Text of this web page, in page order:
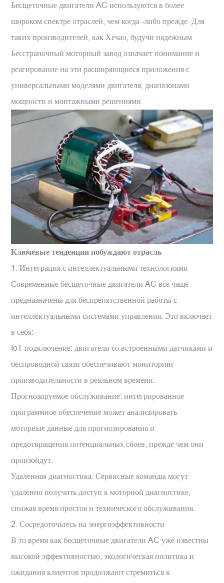
Бесщеточные двигатели AC используются в более
широком спектре отраслей, чем когда -либо прежде. Для
таких производителей, как Хечао, будучи надежным
Бесстраночный моторный заводозначает понимание и
реагирование на эти расширяющиеся приложения с
универсальными моделями двигателя, диапазонами
мощности и монтажными решениями.
Ключевые тенденции побуждают отрасль
1. Интеграция с интеллектуальными технологиями
Современные бесщеточные двигатели AC все чаще
предназначены для беспрепятственной работы с
интеллектуальными системами управления. Это включает
в себя:
IoT-подключение: двигатели со встроенными датчиками и
беспроводной связи обеспечивают мониторинг
производительности в реальном времени.
Прогнозируемое обслуживание: интегрированное
программное обеспечение может анализировать
моторные данные для прогнозирования и
предотвращения потенциальных сбоев, прежде чем они
произойдут.
Удаленная диагностика. Сервисные команды могут
удаленно получить доступ к моторной диагностике,
снижая время простоя и технического обслуживания.
2. Сосредоточьтесь на энергоэффективности
В то время как бесщеточные двигатели AC уже известны
высокой эффективностью, экологическая политика и
ожидания клиентов продолжают стремиться к